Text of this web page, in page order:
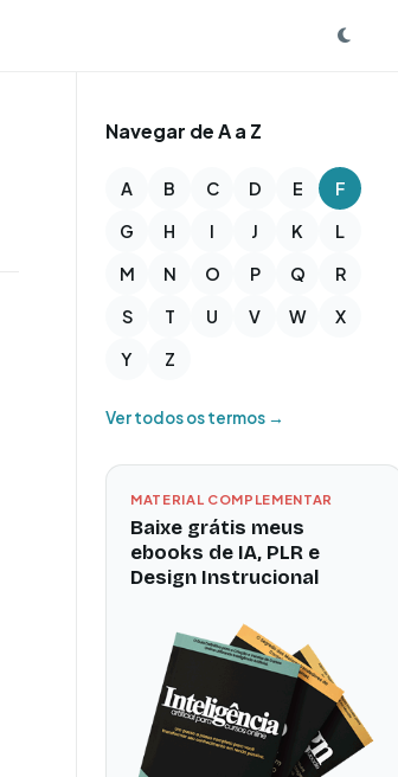
Navegar de A a Z
A B C D E
F
G
H I J K
L
M
N O P Q
R
S
T U V W
X
Y
Z
Ver todos os termos →
MATERIAL COMPLEMENTAR
Baixe grátis meus
ebooks de IA, PLR e
Design Instrucional